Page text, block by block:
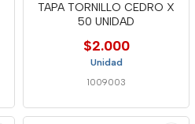
TAPA TORNILLO CEDRO X
50 UNIDAD
$2.000
Unidad
1009003